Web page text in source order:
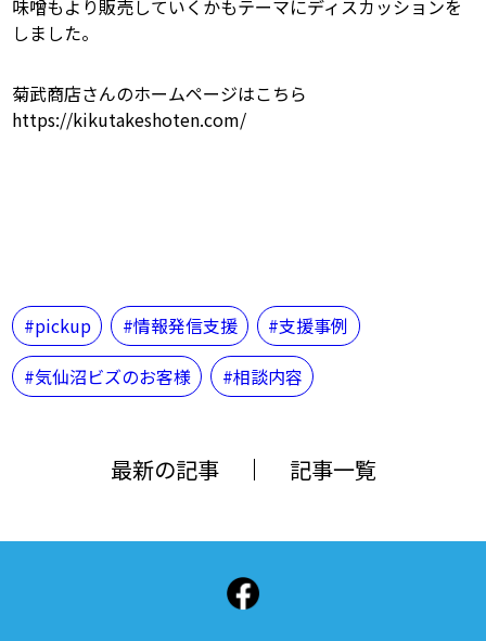
味噌もより販売していくかもテーマにディスカッションを
しました。
菊武商店さんのホームページはこちら
https://kikutakeshoten.com/
pickup 情報発信支援
支援事例
気仙沼ビズのお客様
相談内容
最新の記事 記事一覧